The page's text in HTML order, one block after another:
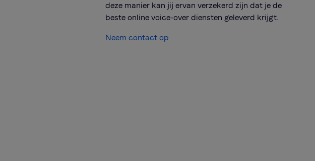
deze manier kan jij ervan verzekerd zijn dat je de
beste online voice-over diensten geleverd krijgt.
Neem contact op